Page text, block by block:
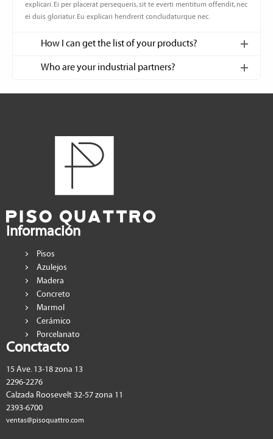
explicari. Ei per placerat persequeris, sit te everti mentitum offendit, nec
ei duis gloriatur. Eu explicari hendrerit concludaturque nec.
How I can get the list of your products?
Who are your industrial partners?
Información
Pisos
Azulejos
Madera
Concreto
Marmol
Cerámico
Porcelanato
Conctacto
15 Ave. 13-18 zona 13
2296-2276
Calzada Roosevelt 32-57 zona 11
2393-6700
ventas@pisoquattro.com